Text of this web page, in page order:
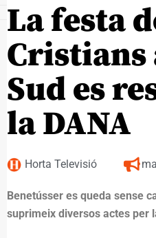
La festa
Cristians
Sud es
la DANA
Horta Televisió
Benetússer es queda sense
suprimeix diversos actes per